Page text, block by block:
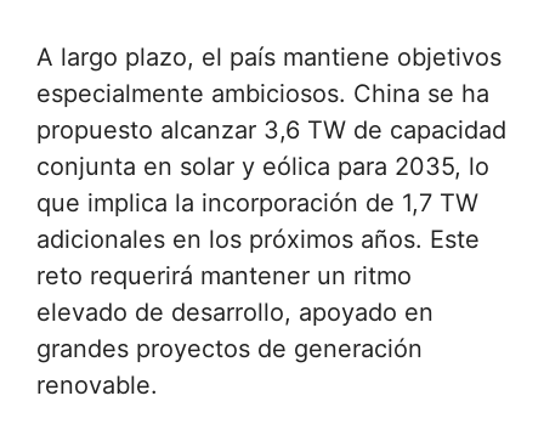
A largo plazo, el país mantiene objetivos
especialmente ambiciosos. China se ha
propuesto alcanzar 3,6 TW de capacidad
conjunta en solar y eólica para 2035, lo
que implica la incorporación de 1,7 TW
adicionales en los próximos años. Este
reto requerirá mantener un ritmo
elevado de desarrollo, apoyado en
grandes proyectos de generación
renovable.